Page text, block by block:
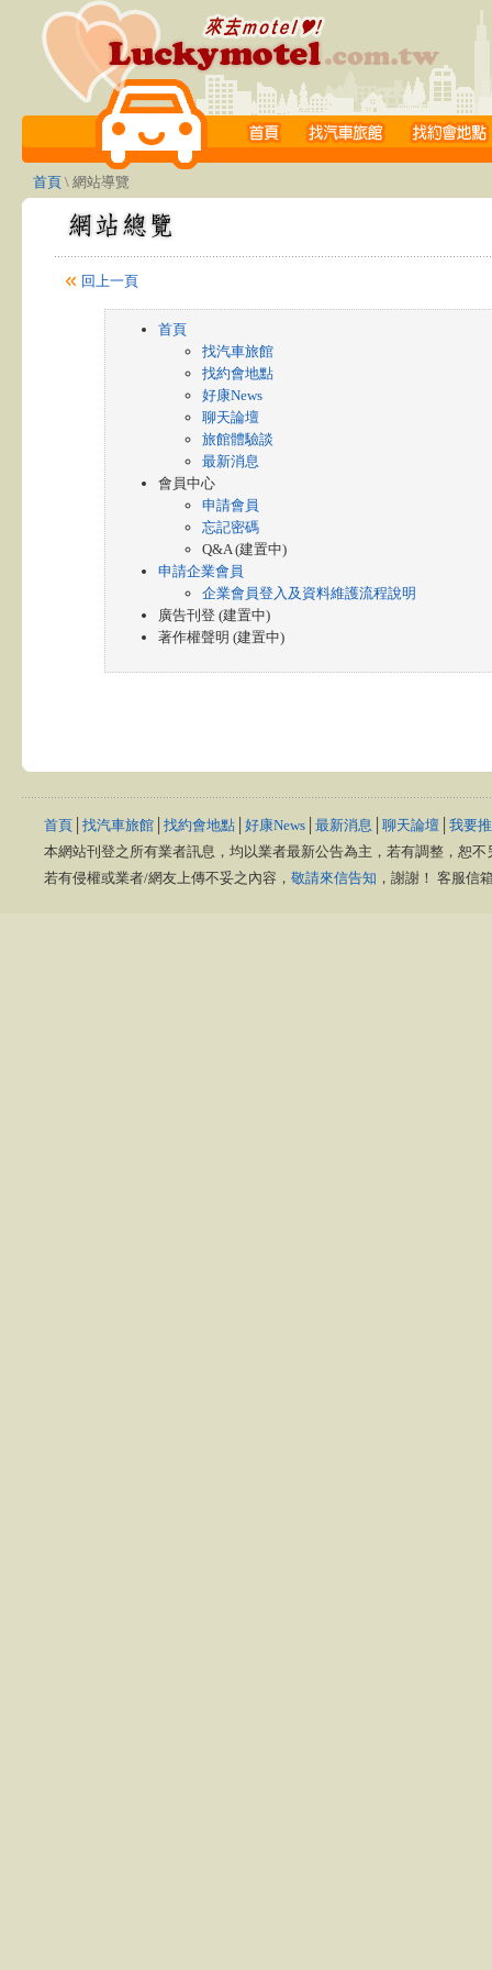
首頁 \ 網站導覽
回上一頁
首頁
找汽車旅館
找約會地點
好康News
聊天論壇
旅館體驗談
最新消息
會員中心
申請會員
忘記密碼
Q&A (建置中)
申請企業會員
企業會員登入及資料維護流程說明
廣告刊登 (建置中)
著作權聲明 (建置中)
首頁 找汽車旅館 找約會地點 好康News 最新消息 聊天論壇 我要
本網站刊登之所有業者訊息，均以業者最新公告為主，若有調整，恕
若有侵權或業者/網友上傳不妥之內容， 敬請來信告知 ，謝謝！ 客服信